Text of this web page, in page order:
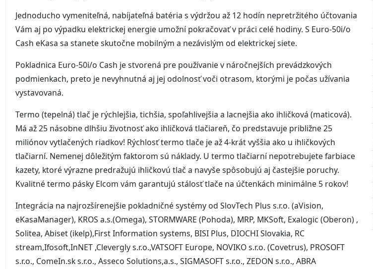
Jednoducho vymeniteľná, nabíjateľná batéria s výdržou až 12 hodín nepretržitého účtovania
Vám aj po výpadku elektrickej energie umožní pokračovať v práci celé hodiny. S Euro-50i/o
Cash eKasa sa stanete skutočne mobilným a nezávislým od elektrickej siete.
Pokladnica Euro-50i/o Cash je stvorená pre používanie v náročnejších prevádzkových
podmienkach, preto je nevyhnutná aj jej odolnosť voči otrasom, ktorými je počas užívania
vystavovaná.
Termo (tepelná) tlač je rýchlejšia, tichšia, spoľahlivejšia a lacnejšia ako ihličková (maticová).
Má až 25 násobne dlhšiu životnosť ako ihličková tlačiareň, čo predstavuje približne 25
miliónov vytlačených riadkov! Rýchlosť termo tlače je až 4-krát vyššia ako u ihličkových
tlačiarní. Nemenej dôležitým faktorom sú náklady. U termo tlačiarní nepotrebujete farbiace
kazety, ktoré výrazne predražujú ihličkovú tlač a navyše spôsobujú aj častejšie poruchy.
Kvalitné termo pásky Elcom vám garantujú stálosť tlače na účtenkách minimálne 5 rokov!
Integrácia na najrozšírenejšie pokladničné systémy od SlovTech Plus s.r.o. (aVision,
eKasaManager), KROS a.s.(Omega), STORMWARE (Pohoda), MRP, MKSoft, Exalogic (Oberon) ,
Solitea, Abiset (ikelp),First Information systems, BISI Plus, DIOCHI Slovakia, RC
stream,Ifosoft,InNET ,Clevergly s.r.o.,VATSOFT Europe, NOVIKO s.r.o. (Covetrus), PROSOFT
s.r.o., ComeIn.sk s.r.o., Asseco Solutions,a.s., SIGMASOFT s.r.o., ZEDON s.r.o., ABRA